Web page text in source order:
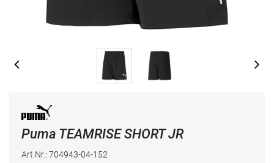
Puma TEAMRISE SHORT JR
Art.Nr.: 704943-04-152